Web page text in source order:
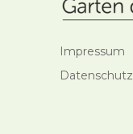
Impressum
Datenschutz